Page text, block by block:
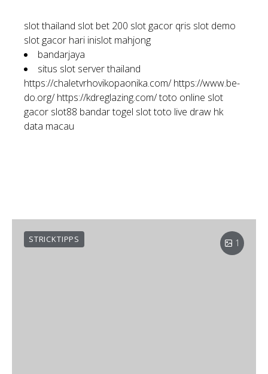
slot thailand slot bet 200 slot gacor qris slot demo
slot gacor hari inislot mahjong
bandarjaya
situs slot server thailand
https://chaletvrhovikopaonika.com/ https://www.be-
do.org/ https://kdreglazing.com/toto online slot
gacor slot88 bandar togel slot toto live draw hk
data macau
1
STRICKTIPPS